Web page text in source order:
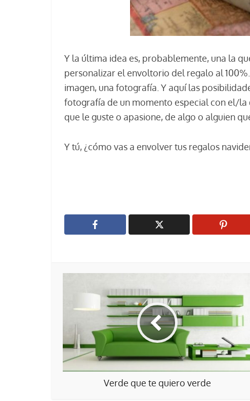
Y la última idea es, probablemente, una la
personalizar el envoltorio del regalo al
imagen, una fotografía. Y aquí las
fotografía de un momento especial con el/
que le guste o apasione, de algo o alguien
Y tú, ¿cómo vas a envolver tus regalos
Verde que te quiero verde